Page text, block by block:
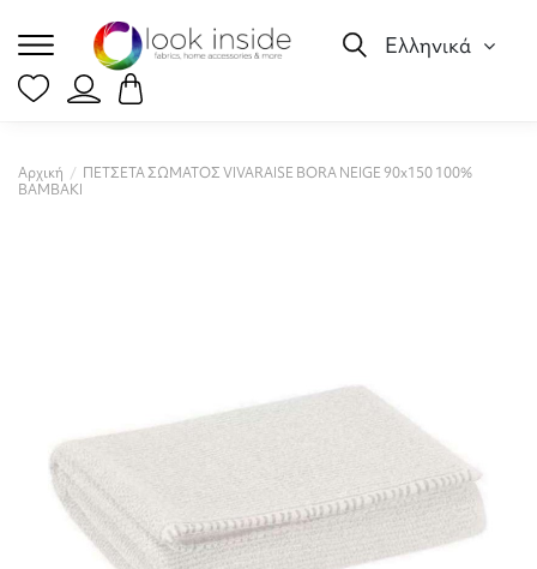
Ελληνικά
Αρχική
ΠΕΤΣΕΤΑ ΣΩΜΑΤΟΣ VIVARAISE BORA NEIGE 90x150 100%
ΒΑΜΒΑΚΙ